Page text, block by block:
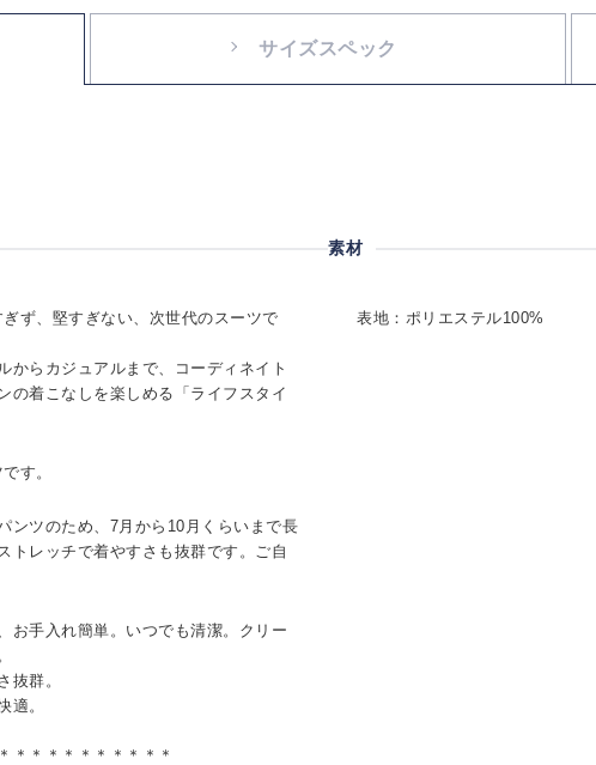
サイズスペック
ず、堅すぎない、次世代のスーツで
からカジュアルまで、コーディネイト
の着こなしを楽しめる「ライフスタイ
す。
ンツのため、7月から10月くらいまで長
トレッチで着やすさも抜群です。ご自
お手入れ簡単。いつでも清潔。クリー
抜群。
適。
＊＊＊＊＊＊＊＊＊＊
素材
表地：ポリエステル100%